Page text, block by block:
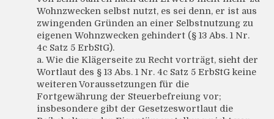
Wohnzwecken selbst nutzt, es sei denn, er ist aus
zwingenden Gründen an einer Selbstnutzung zu
eigenen Wohnzwecken gehindert (§ 13 Abs. 1 Nr.
4c Satz 5 ErbStG).
a. Wie die Klägerseite zu Recht vorträgt, sieht der
Wortlaut des § 13 Abs. 1 Nr. 4c Satz 5 ErbStG keine
weiteren Voraussetzungen für die
Fortgewährung der Steuerbefreiung vor;
insbesondere gibt der Gesetzeswortlaut die